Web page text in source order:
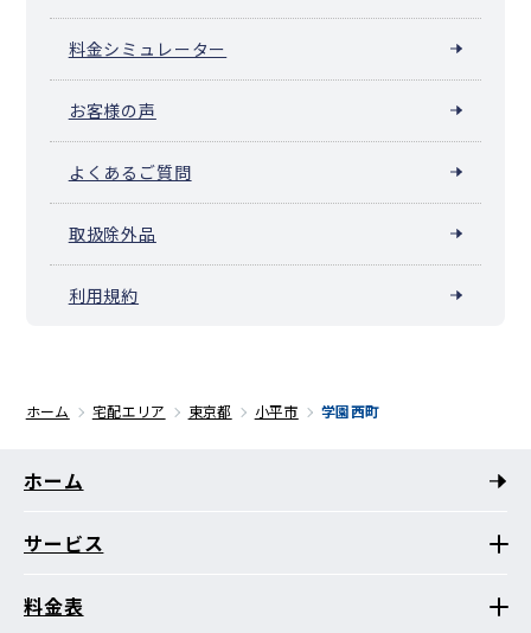
料金シミュレーター
お客様の声
よくあるご質問
取扱除外品
利用規約
ホーム 宅配エリア 東京都 小平市 学園西町
ホーム
サービス
料金表